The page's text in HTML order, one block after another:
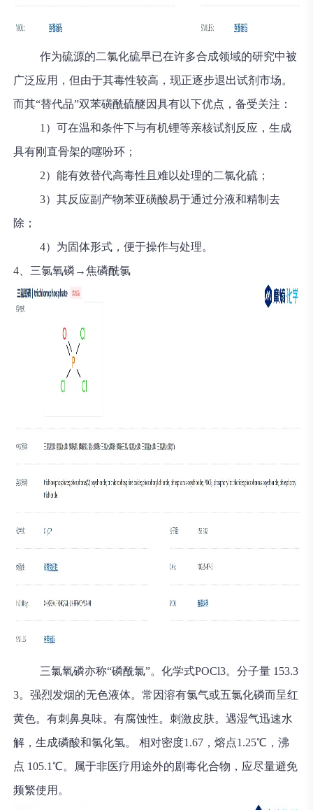
作为硫源的二氯化硫早已在许多合成领域的研究中被
广泛应用，但由于其毒性较高，现正逐步退出试剂市场。
而其“替代品”双苯磺酰硫醚因具有以下优点，备受关注：
1）可在温和条件下与有机锂等亲核试剂反应，生成
具有刚直骨架的噻吩环；
2）能有效替代高毒性且难以处理的二氯化硫；
3）其反应副产物苯亚磺酸易于通过分液和精制去
除；
4）为固体形式，便于操作与处理。
4、三氯氧磷→焦磷酰氯
三氯氧磷亦称“磷酰氯”。化学式POCl3。分子量 153.3
3。强烈发烟的无色液体。常因溶有氯气或五氯化磷而呈红
黄色。有刺鼻臭味。有腐蚀性。刺激皮肤。遇湿气迅速水
解，生成磷酸和氯化氢。 相对密度1.67，熔点1.25℃，沸
点 105.1℃。属于非医疗用途外的剧毒化合物，应尽量避免
频繁使用。